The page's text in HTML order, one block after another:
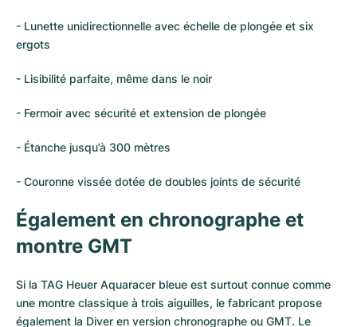
- Lunette unidirectionnelle avec échelle de plongée et six
ergots
- Lisibilité parfaite, même dans le noir
- Fermoir avec sécurité et extension de plongée
- Étanche jusqu’à 300 mètres
- Couronne vissée dotée de doubles joints de sécurité
Également en chronographe et
montre GMT
Si la TAG Heuer Aquaracer bleue est surtout connue comme
une montre classique à trois aiguilles, le fabricant propose
également la Diver en version chronographe ou GMT. Le